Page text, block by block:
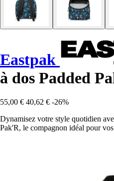
Eastpak
à dos Padded
55,00 € 40,62 € -26%
Dynamisez votre style quotidien
Pak'R, le compagnon idéal pour